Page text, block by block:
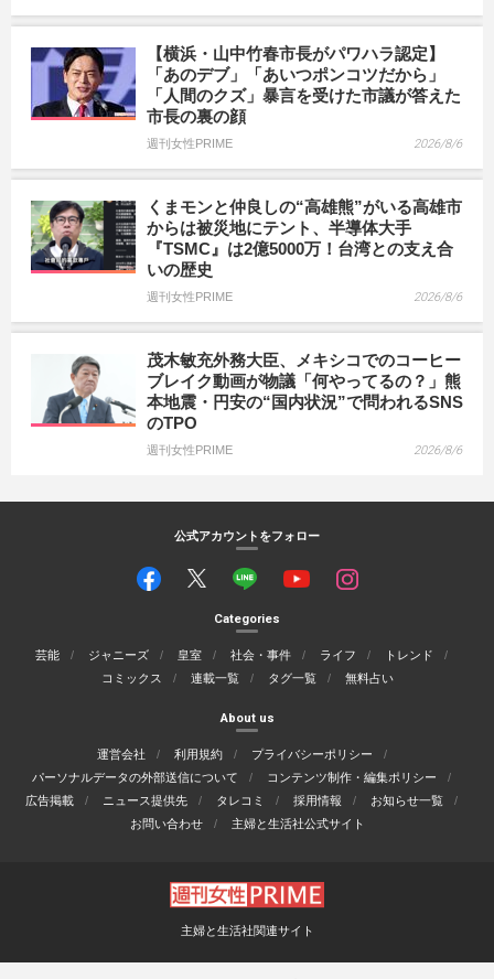
【横浜・山中竹春市長がパワハラ認定】
「あのデブ」「あいつポンコツだから」
「人間のクズ」暴言を受けた市議が答えた
市長の裏の顔
週刊女性PRIME 2026/8/6
くまモンと仲良しの“高雄熊”がいる高雄市
からは被災地にテント、半導体大手
『TSMC』は2億5000万！台湾との支え合
いの歴史
週刊女性PRIME 2026/8/6
茂木敏充外務大臣、メキシコでのコーヒー
ブレイク動画が物議「何やってるの？」熊
本地震・円安の“国内状況”で問われるSNS
のTPO
週刊女性PRIME 2026/8/6
公式アカウントをフォロー
Categories
芸能 ジャニーズ 皇室 社会・事件 ライフ
トレンド
コミックス
連載一覧 タグ一覧 無料占い
About us
運営会社 利用規約
プライバシーポリシー
パーソナルデータの外部送信について
コンテンツ制作・編集ポリシー
広告掲載
ニュース提供先 タレコミ 採用情報
お知らせ一覧
お問い合わせ
主婦と生活社公式サイト
主婦と生活社関連サイト